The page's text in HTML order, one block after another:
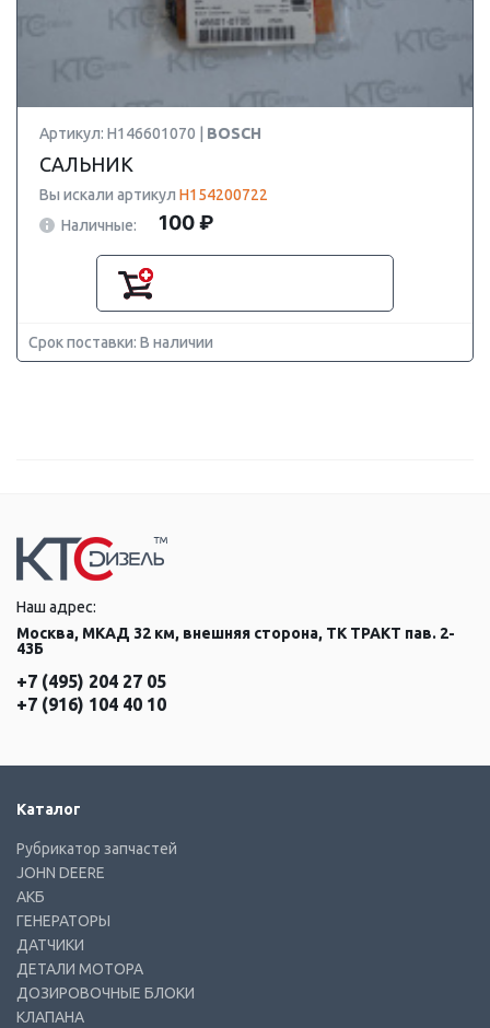
Артикул: H146601070 | BOSCH
САЛЬНИК
Вы искали артикул H154200722
Наличные:
100 ₽
Срок поставки: В наличии
Наш адрес:
Москва, МКАД 32 км, внешняя сторона, ТК ТРАКТ пав. 2-
43Б
+7 (495) 204 27 05
+7 (916) 104 40 10
Каталог
Рубрикатор запчастей
JOHN DEERE
АКБ
ГЕНЕРАТОРЫ
ДАТЧИКИ
ДЕТАЛИ МОТОРА
ДОЗИРОВОЧНЫЕ БЛОКИ
КЛАПАНА